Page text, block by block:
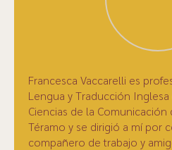
Francesca Vaccarelli es
Lengua y Traducción
Ciencias de la Comunicación
Téramo y se dirigió a mí por
compañero de trabajo y